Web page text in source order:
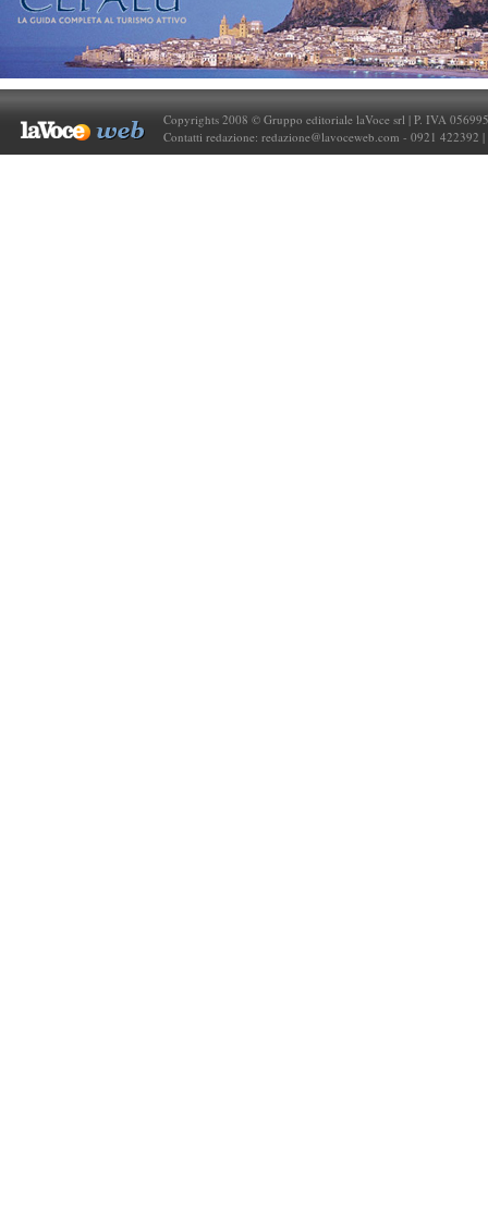
Copyrights 2008 © Gruppo editoriale laVoce srl | P. IVA
Contatti redazione: redazione@lavoceweb.com - 0921 422392 |